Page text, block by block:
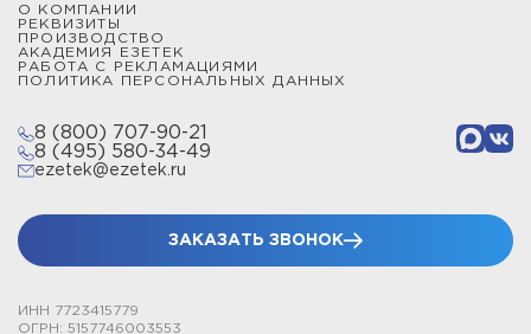
О КОМПАНИИ
РЕКВИЗИТЫ
ПРОИЗВОДСТВО
АКАДЕМИЯ ЕЗЕТЕК
РАБОТА С РЕКЛАМАЦИЯМИ
ПОЛИТИКА ПЕРСОНАЛЬНЫХ ДАННЫХ
8 (800) 707-90-21
8 (495) 580-34-49
ezetek@ezetek.ru
ЗАКАЗАТЬ ЗВОНОК
ИНН 7723415779
ОГРН: 5157746003553